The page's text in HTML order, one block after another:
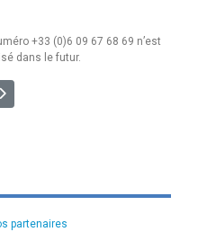
+33 (0)6 09 67 68 69 n’est
dans le futur.
AERIAL Services &
: [MILVUS] Veste spécialement
partenaires